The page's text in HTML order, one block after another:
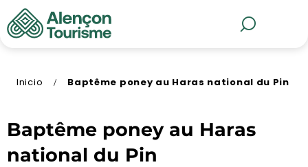
Aller
au
contenu
Inicio Baptême poney au Haras national du Pin
Baptême poney au Haras
national du Pin